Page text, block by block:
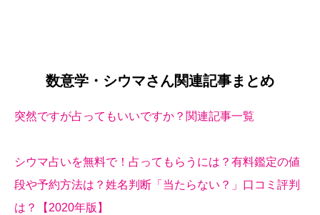
数意学・シウマさん関連記事まとめ
突然ですが占ってもいいですか？関連記事一覧
シウマ占いを無料で！占ってもらうには？有料鑑定の値
段や予約方法は？姓名判断「当たらない？」口コミ評判
は？【2020年版】